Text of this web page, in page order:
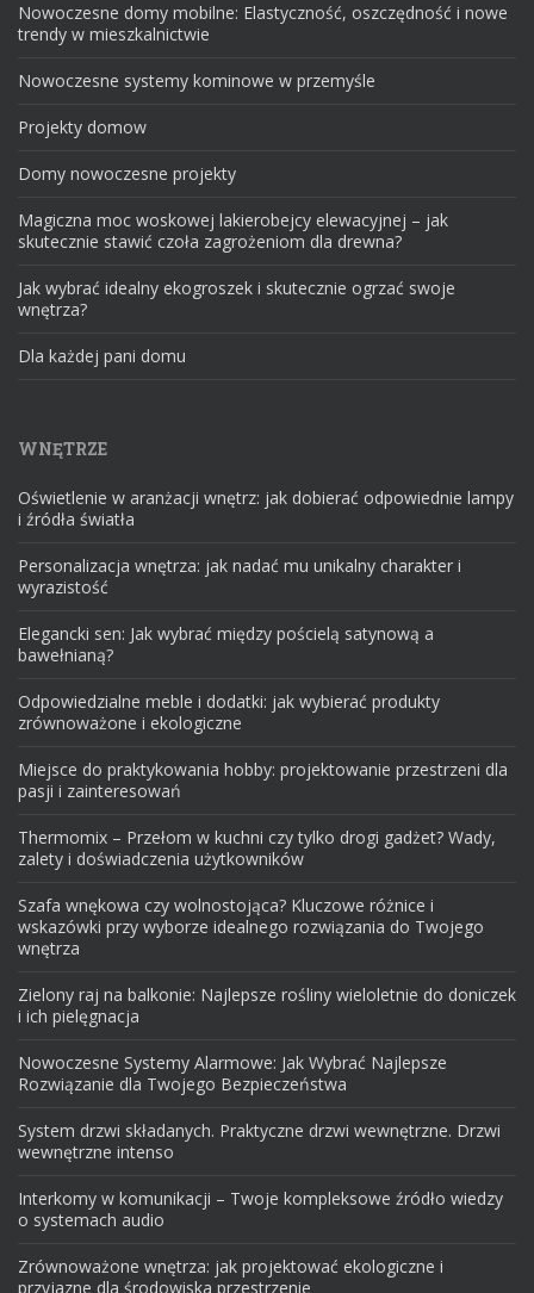
Nowoczesne domy mobilne: Elastyczność, oszczędność i nowe
trendy w mieszkalnictwie
Nowoczesne systemy kominowe w przemyśle
Projekty domow
Domy nowoczesne projekty
Magiczna moc woskowej lakierobejcy elewacyjnej – jak
skutecznie stawić czoła zagrożeniom dla drewna?
Jak wybrać idealny ekogroszek i skutecznie ogrzać swoje
wnętrza?
Dla każdej pani domu
WNĘTRZE
Oświetlenie w aranżacji wnętrz: jak dobierać odpowiednie lampy
i źródła światła
Personalizacja wnętrza: jak nadać mu unikalny charakter i
wyrazistość
Elegancki sen: Jak wybrać między pościelą satynową a
bawełnianą?
Odpowiedzialne meble i dodatki: jak wybierać produkty
zrównoważone i ekologiczne
Miejsce do praktykowania hobby: projektowanie przestrzeni dla
pasji i zainteresowań
Thermomix – Przełom w kuchni czy tylko drogi gadżet? Wady,
zalety i doświadczenia użytkowników
Szafa wnękowa czy wolnostojąca? Kluczowe różnice i
wskazówki przy wyborze idealnego rozwiązania do Twojego
wnętrza
Zielony raj na balkonie: Najlepsze rośliny wieloletnie do doniczek
i ich pielęgnacja
Nowoczesne Systemy Alarmowe: Jak Wybrać Najlepsze
Rozwiązanie dla Twojego Bezpieczeństwa
System drzwi składanych. Praktyczne drzwi wewnętrzne. Drzwi
wewnętrzne intenso
Interkomy w komunikacji – Twoje kompleksowe źródło wiedzy
o systemach audio
Zrównoważone wnętrza: jak projektować ekologiczne i
przyjazne dla środowiska przestrzenie